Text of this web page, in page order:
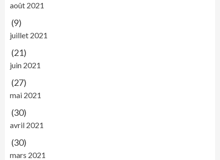
août 2021
(9)
juillet 2021
(21)
juin 2021
(27)
mai 2021
(30)
avril 2021
(30)
mars 2021